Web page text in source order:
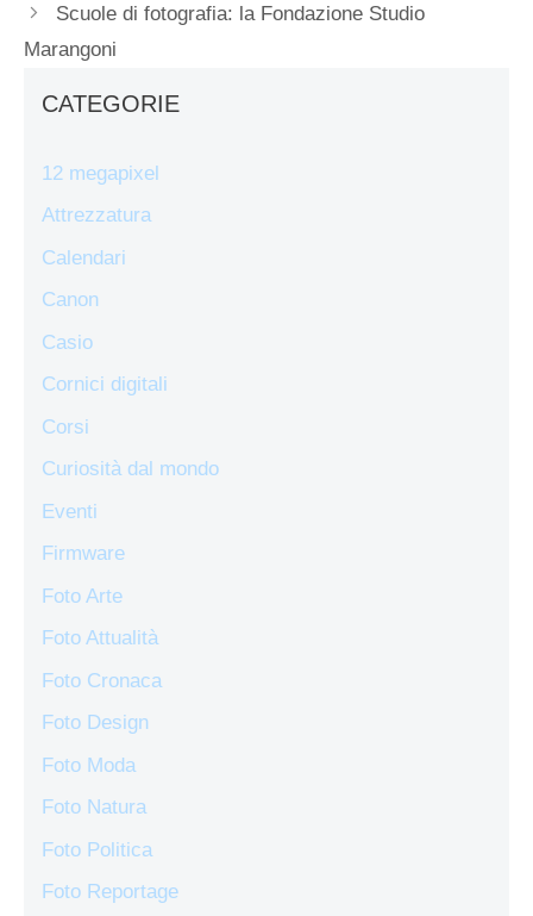
Scuole di fotografia: la Fondazione Studio
Marangoni
CATEGORIE
12 megapixel
Attrezzatura
Calendari
Canon
Casio
Cornici digitali
Corsi
Curiosità dal mondo
Eventi
Firmware
Foto Arte
Foto Attualità
Foto Cronaca
Foto Design
Foto Moda
Foto Natura
Foto Politica
Foto Reportage